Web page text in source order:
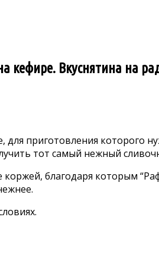
Вкуснятина на
для приготовления
тот самый нежный
благодаря которым